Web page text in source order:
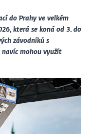
do Prahy ve velkém
která se koná od 3. do
závodníků s
navíc mohou využít